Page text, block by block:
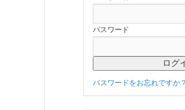
パスワード
パスワードをお忘れですか？